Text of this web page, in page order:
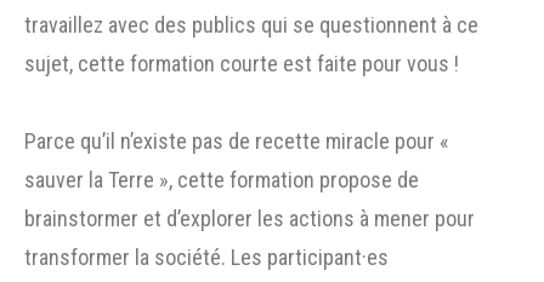
travaillez avec des publics qui se questionnent à ce
sujet, cette formation courte est faite pour vous !
Parce qu’il n’existe pas de recette miracle pour «
sauver la Terre », cette formation propose de
brainstormer et d’explorer les actions à mener pour
transformer la société. Les participant·es